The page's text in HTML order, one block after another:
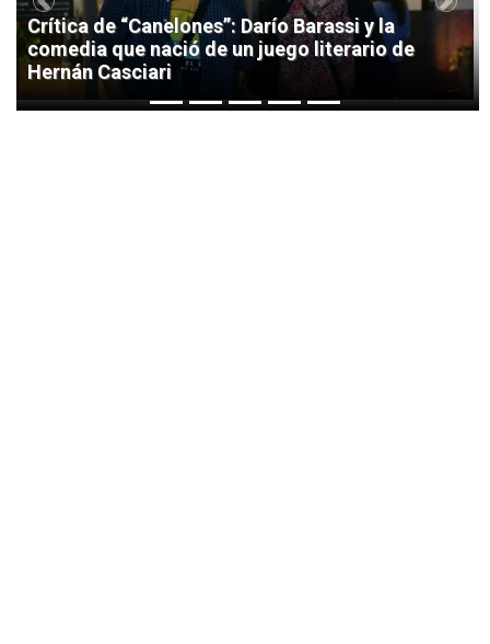
Crítica de “Canelones”: Darío Barassi y la
comedia que nació de un juego literario de
Hernán Casciari
Previous Next